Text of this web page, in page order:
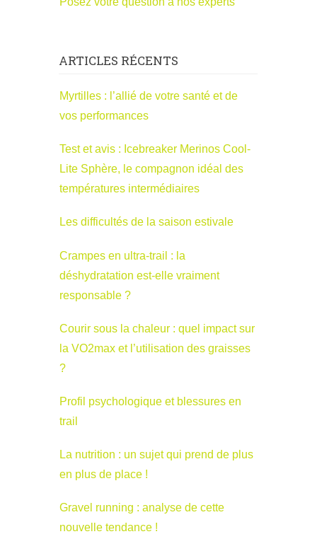
ARTICLES RÉCENTS
Myrtilles : l’allié de votre santé et de
vos performances
Test et avis : Icebreaker Merinos Cool-
Lite Sphère, le compagnon idéal des
températures intermédiaires
Les difficultés de la saison estivale
Crampes en ultra-trail : la
déshydratation est-elle vraiment
responsable ?
Courir sous la chaleur : quel impact sur
la VO2max et l’utilisation des graisses
?
Profil psychologique et blessures en
trail
La nutrition : un sujet qui prend de plus
en plus de place !
Gravel running : analyse de cette
nouvelle tendance !